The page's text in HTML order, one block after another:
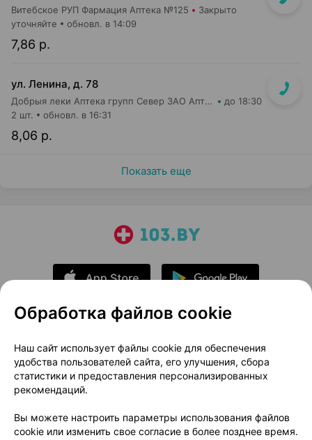
Витебское РУП Фармация Аптека №125 Закрыто
7,86 р.
уточняйте обновл. в 14:09
ул. Ленина, д. 78
Добрыя леки Аптека групп Север ЗАО Аптека №31 до 18:30
8,06 р.
2 шт. обновл. в 16:31
Показать еще
О проекте
Новости проекта
Размещение рекламы
Медицинский маркетинг
Публичный договор
Доставка
Способы оплаты
Вакансии
Партнеры
Обработка файлов cookie
Наш сайт использует файлы cookie для обеспечения
удобства пользователей сайта, его улучшения, сбора
статистики и предоставления персонализированных
рекомендаций.
Вы можете настроить параметры использования файлов
cookie или изменить свое согласие в более позднее время.